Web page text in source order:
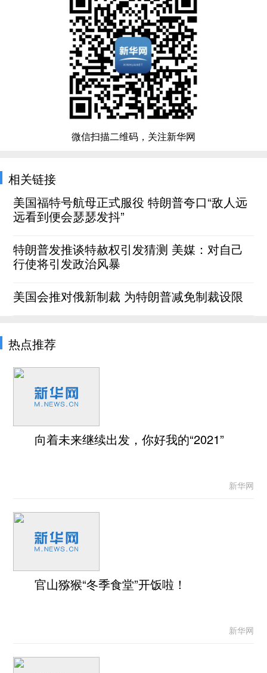
微信扫描二维码，关注新华网
相关链接
美国福特号航母正式服役 特朗普夸口“敌人远
远看到便会瑟瑟发抖”
特朗普发推谈特赦权引发猜测 美媒：对自己
行使将引发政治风暴
美国会推对俄新制裁 为特朗普减免制裁设限
热点推荐
向着未来继续出发，你好我的“2021”
新华网
官山猕猴“冬季食堂”开饭啦！
新华网